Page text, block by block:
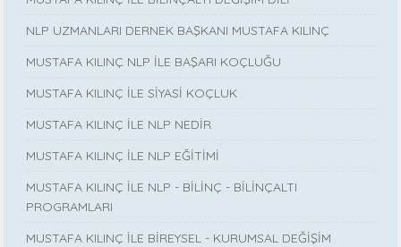
NLP UZMANLARI DERNEK BAŞKANI MUSTAFA KILINÇ
MUSTAFA KILINÇ NLP İLE BAŞARI KOÇLUĞU
MUSTAFA KILINÇ İLE SİYASİ KOÇLUK
MUSTAFA KILINÇ İLE NLP NEDİR
MUSTAFA KILINÇ İLE NLP EĞİTİMİ
MUSTAFA KILINÇ İLE NLP - BİLİNÇ - BİLİNÇALTI
PROGRAMLARI
MUSTAFA KILINÇ İLE BİREYSEL - KURUMSAL DEĞİŞİM